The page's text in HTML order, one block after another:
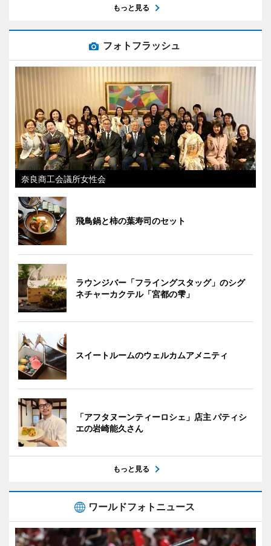
もっと見る
フォトフラッシュ
奈良商工会議所女性会
飛鳥鍋と柿の葉寿司のセット
ラウンジバー「フライングスタッグ」のシグ
ネチャーカクテル「宮都の雫」
スイートルームのウェルカムアメニティ
「アフタヌーンティーロシェ」店主 パティシ
エの岩崎能久さん
もっと見る
ワールドフォトニュース